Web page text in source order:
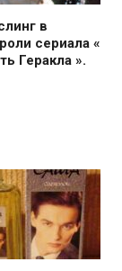
в
сериала «
Геракла ».